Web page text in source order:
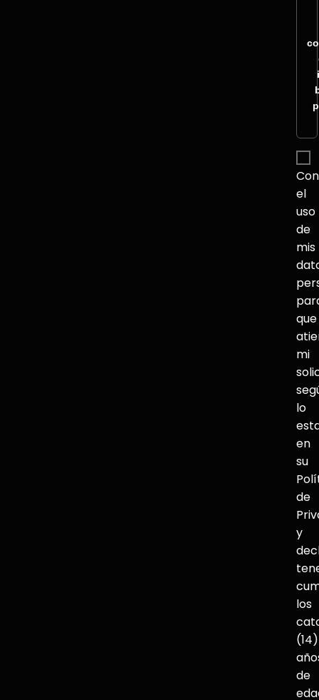
el
uso
de
mis
que
mi
lo
en
su
de
y
los
(14)
de